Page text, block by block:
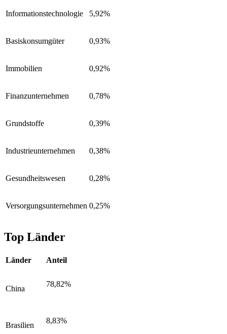
Informationstechnologie 5,92%
Basiskonsumgüter 0,93%
Immobilien 0,92%
Finanzunternehmen 0,78%
Grundstoffe 0,39%
Industrieunternehmen 0,38%
Gesundheitswesen 0,28%
Versorgungsunternehmen 0,25%
Top Länder
Länder Anteil
China
78,82%
Brasilien
8,83%